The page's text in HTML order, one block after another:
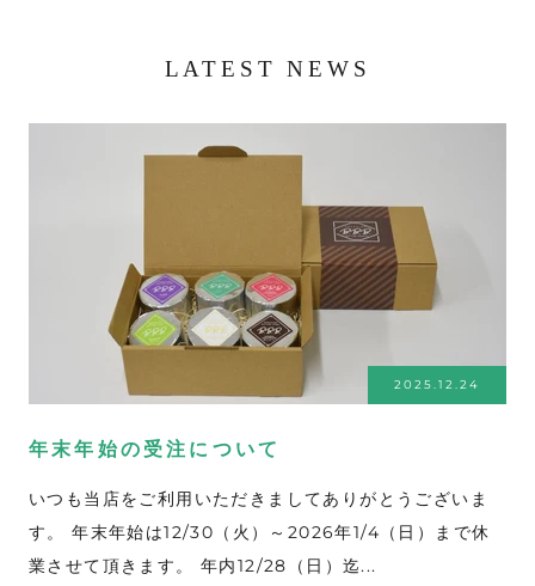
LATEST NEWS
2025.12.24
年末年始の受注について
いつも当店をご利用いただきましてありがとうございま
す。 年末年始は12/30（火）～2026年1/4（日）まで休
業させて頂きます。 年内12/28（日）迄...